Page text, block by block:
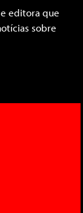
editora que
sobre